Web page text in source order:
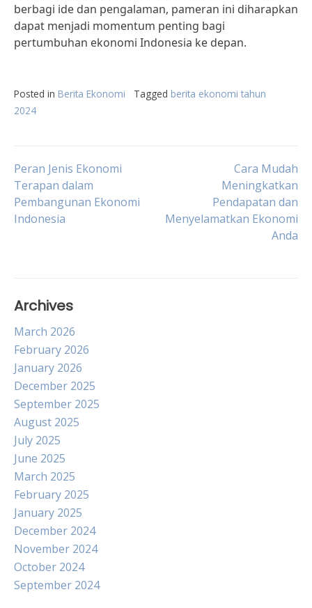
berbagi ide dan pengalaman, pameran ini diharapkan
dapat menjadi momentum penting bagi
pertumbuhan ekonomi Indonesia ke depan.
Posted in Berita Ekonomi Tagged berita ekonomi tahun
2024
Post
navigation
Peran Jenis Ekonomi
Terapan dalam
Pembangunan Ekonomi
Indonesia
Cara Mudah
Meningkatkan
Pendapatan dan
Menyelamatkan Ekonomi
Anda
Archives
March 2026
February 2026
January 2026
December 2025
September 2025
August 2025
July 2025
June 2025
March 2025
February 2025
January 2025
December 2024
November 2024
October 2024
September 2024